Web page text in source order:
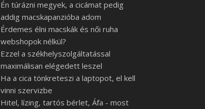
Én túrázni megyek, a cicámat pedig
addig macskapanzióba adom
Érdemes élni macskák és női ruha
webshopok nélkül?
Ezzel a székhelyszolgáltatással
maximálisan elégedett leszel
Ha a cica tönkreteszi a laptopot, el kell
vinni szervizbe
Hitel, lízing, tartós bérlet, Áfa - most